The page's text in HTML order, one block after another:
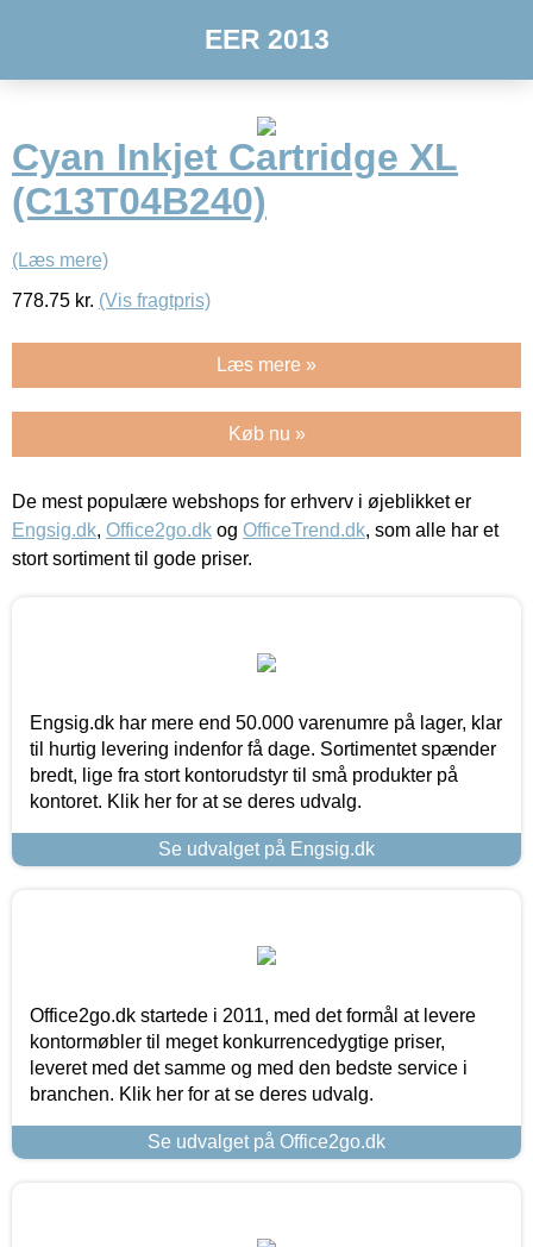
EER 2013
Cyan Inkjet Cartridge XL
(C13T04B240)
(Læs mere)
778.75 kr. (Vis fragtpris)
Læs mere »
Køb nu »
De mest populære webshops for erhverv i øjeblikket er
Engsig.dk, Office2go.dk og OfficeTrend.dk, som alle har et
stort sortiment til gode priser.
Engsig.dk har mere end 50.000 varenumre på lager, klar
til hurtig levering indenfor få dage. Sortimentet spænder
bredt, lige fra stort kontorudstyr til små produkter på
kontoret. Klik her for at se deres udvalg.
Se udvalget på Engsig.dk
Office2go.dk startede i 2011, med det formål at levere
kontormøbler til meget konkurrencedygtige priser,
leveret med det samme og med den bedste service i
branchen. Klik her for at se deres udvalg.
Se udvalget på Office2go.dk